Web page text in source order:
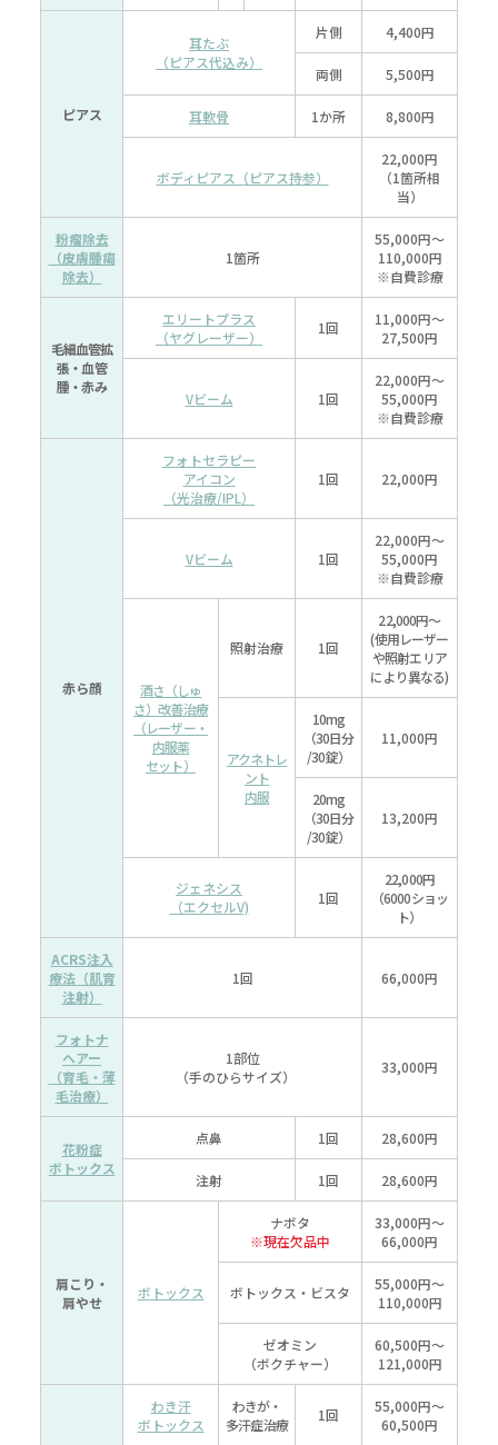
ピアス
耳たぶ
（ピアス代込み）
片側 4,400円
両側 5,500円
耳軟骨 1か所 8,800円
ボディピアス（ピアス持参）
22,000円
（1箇所相
当）
粉瘤除去
（皮膚腫瘍
除去）
1箇所
55,000円～
110,000円
※自費診療
毛細血管拡
張 ・血管
腫・赤み
エリートプラス
（ヤグレーザー）
1回
11,000円～
27,500円
Vビーム 1回
22,000円～
55,000円
※自費診療
赤ら顔
フォトセラピー
アイコン
（光治療/IPL）
1回 22,000円
Vビーム 1回
22,000円～
55,000円
※自費診療
酒さ（しゅ
さ）改善治療
（レーザー・
内服薬
セット）
照射治療 1回
22,000円～
(使用レーザー
や照射エリア
により異なる)
アクネトレ
ント
内服
10mg
（30日分
/30錠）
11,000円
20mg
（30日分
/30錠）
13,200円
ジェネシス
（エクセルV)
1回
22,000円
（6000ショッ
ト）
ACRS注入
療法（肌育
注射）
1回 66,000円
フォトナ
ヘアー
（育毛・薄
毛治療）
1部位
（手のひらサイズ）
33,000円
花粉症
ボトックス
点鼻 1回 28,600円
注射 1回 28,600円
肩こり・
肩やせ
ボトックス
ナボタ
※現在欠品中
33,000円～
66,000円
ボトックス・ビスタ
55,000円～
110,000円
ゼオミン
（ボクチャー）
60,500円～
121,000円
わき汗
ボトックス
わきが・
多汗症治療
1回
55,000円～
60,500円